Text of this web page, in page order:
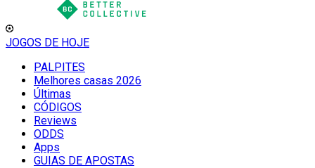
JOGOS DE HOJE
PALPITES
Melhores casas 2026
Últimas
CÓDIGOS
Reviews
ODDS
Apps
GUIAS DE APOSTAS